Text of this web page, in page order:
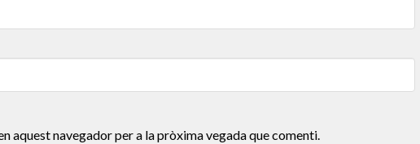
aquest navegador per a la pròxima vegada que comenti.